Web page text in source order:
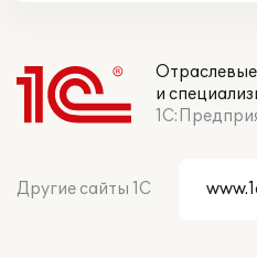
Отраслевые
и
Другие сайты 1С